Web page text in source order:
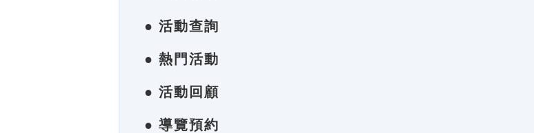
● 活動查詢
● 熱門活動
● 活動回顧
● 導覽預約